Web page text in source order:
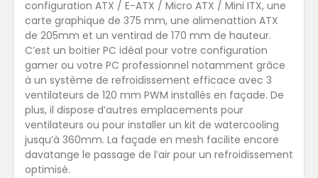
configuration ATX / E-ATX / Micro ATX / Mini ITX, une
carte graphique de 375 mm, une alimenattion ATX
de 205mm et un ventirad de 170 mm de hauteur.
C’est un boitier PC idéal pour votre configuration
gamer ou votre PC professionnel notamment grâce
à un système de refroidissement efficace avec 3
ventilateurs de 120 mm PWM installés en façade. De
plus, il dispose d’autres emplacements pour
ventilateurs ou pour installer un kit de watercooling
jusqu’à 360mm. La façade en mesh facilite encore
davatange le passage de l’air pour un refroidissement
optimisé.